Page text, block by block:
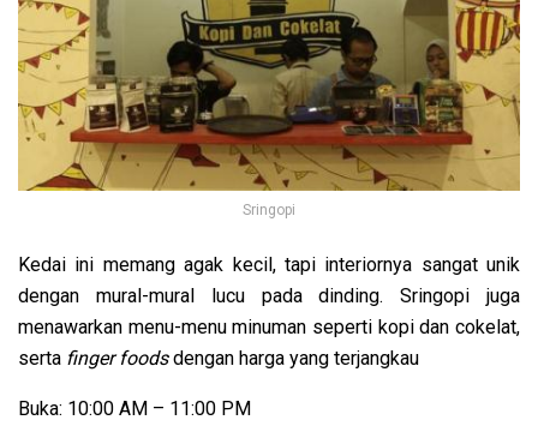
Sringopi
Kedai ini memang agak kecil, tapi interiornya sangat unik
dengan mural-mural lucu pada dinding. Sringopi juga
menawarkan menu-menu minuman seperti kopi dan cokelat,
serta finger foodsdengan harga yang terjangkau
Buka: 10:00 AM – 11:00 PM